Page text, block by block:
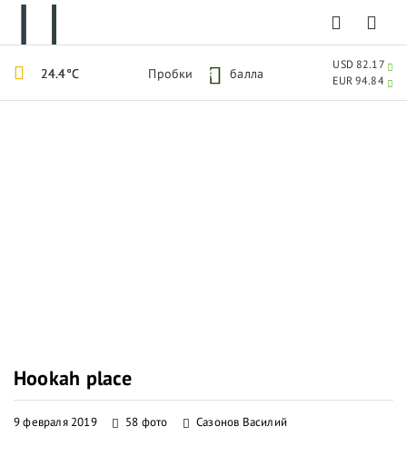
Hookah place
9 февраля 2019 58 фото Сазонов Василий
24.4°C Пробки 4 балла
USD 82.17
EUR 94.84